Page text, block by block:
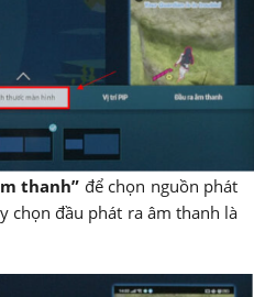
thanh” để chọn nguồn phát
chọn đầu phát ra âm thanh là